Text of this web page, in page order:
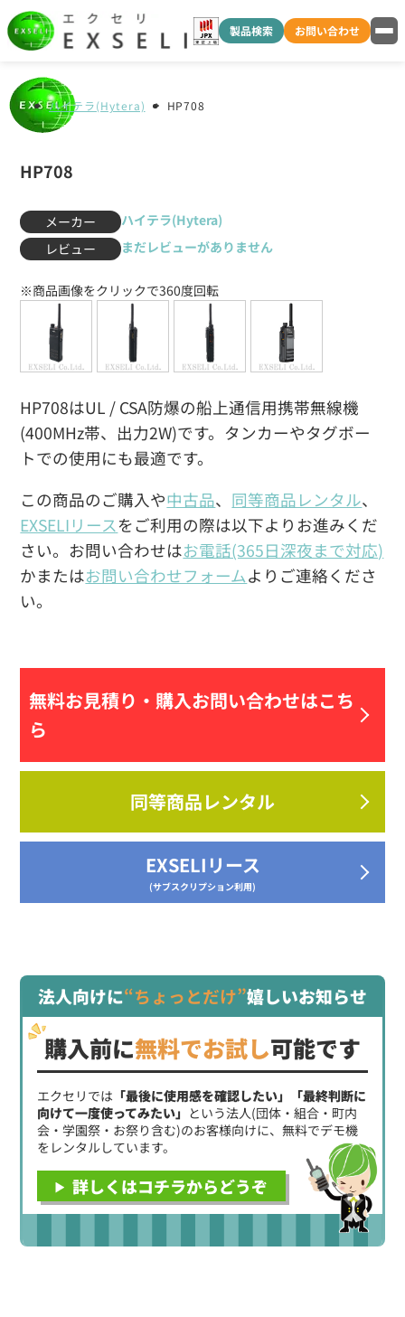
製品検索 お問い合わせ
ハイテラ(Hytera) HP708
HP708
メーカー
ハイテラ(Hytera)
レビュー
まだレビューがありません
HP708はUL / CSA防爆の船上通信用携帯無線機
(400MHz帯、出力2W)です。タンカーやタグボー
トでの使用にも最適です。
この商品のご購入や中古品、 同等商品レンタル、
EXSELIリース をご利用の際は以下よりお進みくだ
さい。お問い合わせはお電話(365日深夜まで対応)
かまたはお問い合わせフォームよりご連絡くださ
い。
無料お見積り・ 購入お問い合わせはこち
ら
同等商品レンタル
EXSELIリース
(サブスクリプション利用)
※商品画像をクリックで360度回転
法人向けに“ちょっとだけ”嬉しいお知らせ
購入前に無料でお試し可能です
エクセリでは 「最後に使用感を確認したい」「最終判断に
向けて一度使ってみたい」 という法人(団体・組合・町内
会・学園祭・お祭り含む)のお客様向けに、無料でデモ機
をレンタルしています。
詳しくはコチラからどうぞ